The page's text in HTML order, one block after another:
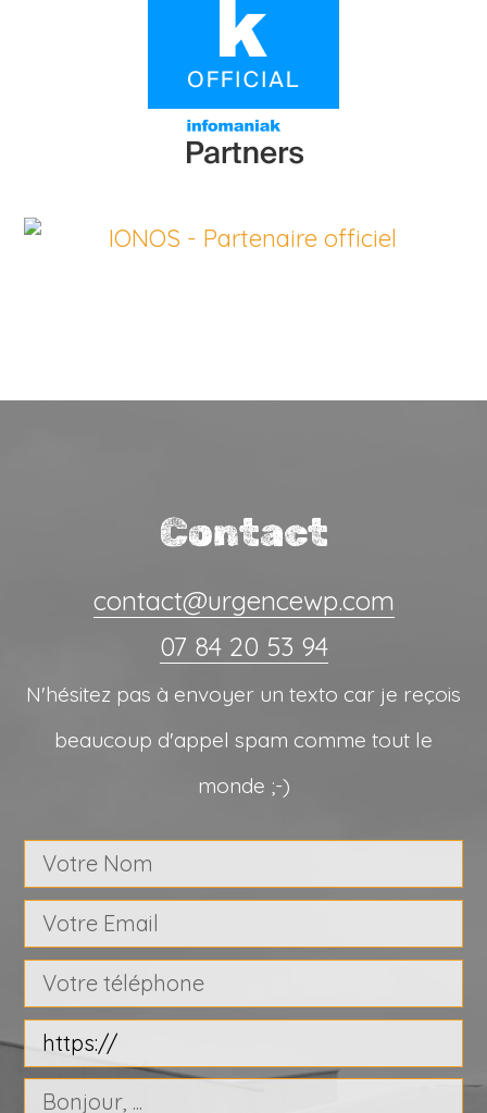
Contact
contact@urgencewp.com
07 84 20 53 94
N'hésitez pas à envoyer un texto car je reçois
beaucoup d'appel spam comme tout le
monde ;-)